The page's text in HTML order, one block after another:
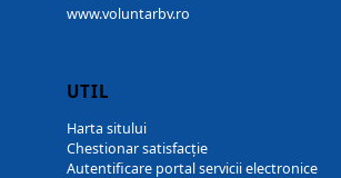
www.voluntarbv.ro
UTIL
Harta sitului
Chestionar satisfacție
Autentificare portal servicii electronice